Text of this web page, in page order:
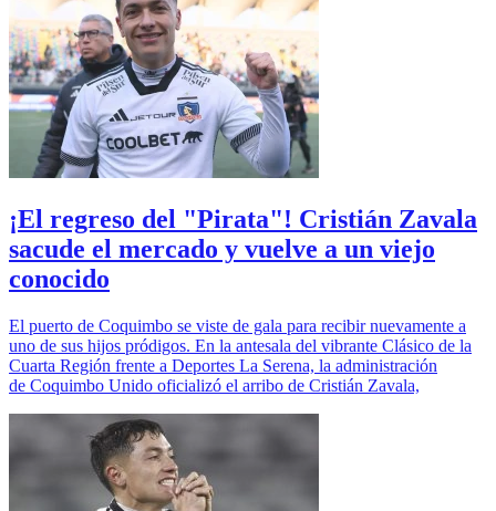
¡El regreso del "Pirata"! Cristián Zavala
sacude el mercado y vuelve a un viejo
conocido
El puerto de Coquimbo se viste de gala para recibir nuevamente a
uno de sus hijos pródigos. En la antesala del vibrante Clásico de la
Cuarta Región frente a Deportes La Serena, la administración
de Coquimbo Unido oficializó el arribo de Cristián Zavala,